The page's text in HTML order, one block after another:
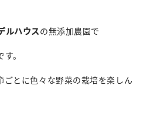
ルハウスの無添加農園で
。
ごとに色々な野菜の栽培を楽しん